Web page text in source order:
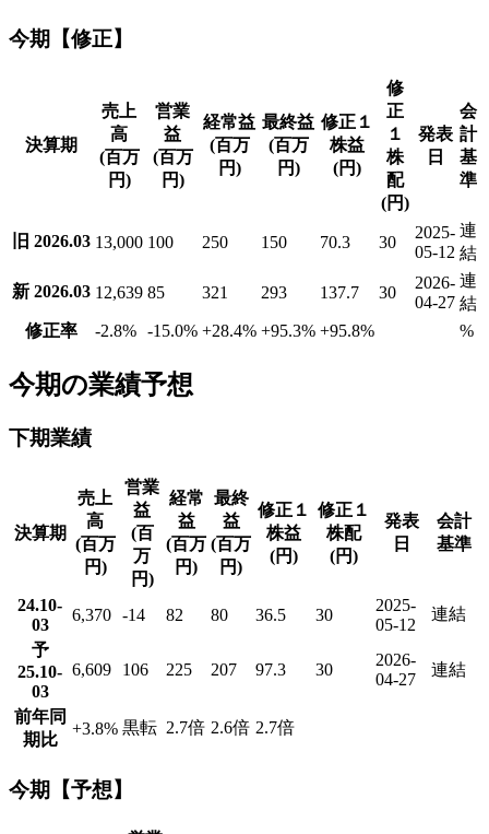
今期【修正】
決算期
売上
高
(百万
円)
営業
益
(百万
円)
経常益
(百万
円)
最終益
(百万
円)
修正１
株益
(円)
修
正
１
株
配
(円)
発表
日
会
計
基
準
旧 2026.03 13,000 100 250 150 70.3 30
2025-
05-12
連
結
新 2026.03 12,639 85 321 293 137.7 30
2026-
04-27
連
結
修正率
-2.8% -15.0% +28.4% +95.3% +95.8% %
今期の業績予想
下期業績
決算期
売上
高
(百万
円)
営業
益
(百
万
円)
経常
益
(百万
円)
最終
益
(百万
円)
修正１
株益
(円)
修正１
株配
(円)
発表
日
会計
基準
24.10-
03
6,370 -14 82 80 36.5 30
2025-
05-12
連結
予
25.10-
03
6,609 106 225 207 97.3 30
2026-
04-27
連結
前年同
期比
+3.8% 黒転 2.7倍 2.6倍 2.7倍
今期【予想】